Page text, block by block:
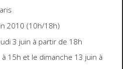
2010 (10h/18h)
3 juin à partir de 18h
15h et le dimanche 13 juin à